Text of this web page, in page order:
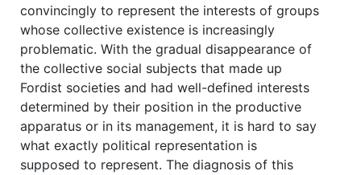
convincingly to represent the interests of groups
whose collective existence is increasingly
problematic. With the gradual disappearance of
the collective social subjects that made up
Fordist societies and had well-defined interests
determined by their position in the productive
apparatus or in its management, it is hard to say
what exactly political representation is
supposed to represent. The diagnosis of this